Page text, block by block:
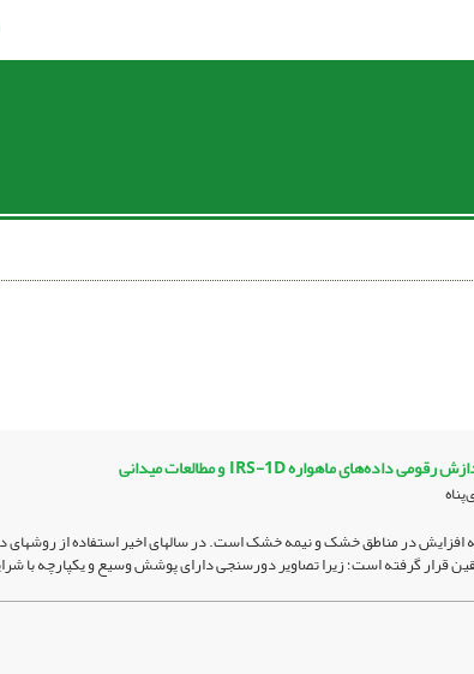
قرار گرفته است؛ زیرا تصاویر دور­سنجی ­دارای پوشش وسیع و یک­پارچه با